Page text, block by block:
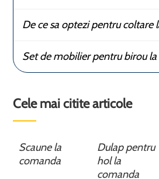
De ce sa optezi pentru coltare
Set de mobilier pentru birou
Cele mai citite articole
Scaune la
comanda
Dulap pentru
hol la
comanda